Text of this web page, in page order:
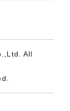
All